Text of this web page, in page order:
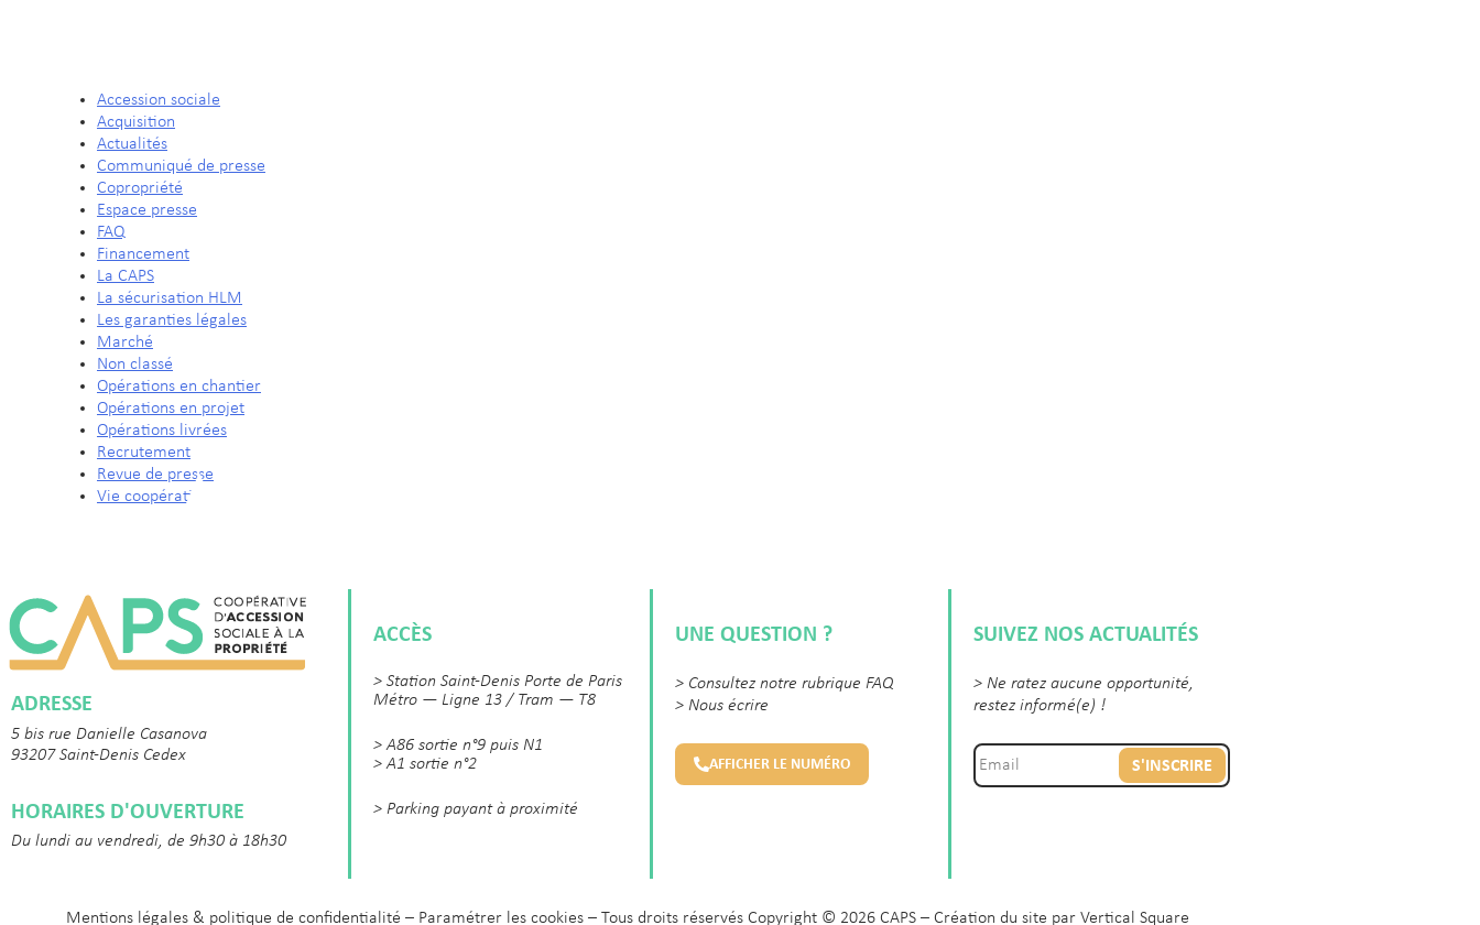
Accession sociale
Acquisition
Actualités
Communiqué de presse
Copropriété
Espace presse
FAQ
Financement
La CAPS
La sécurisation HLM
Les garanties légales
Marché
Non classé
Opérations en chantier
Opérations en projet
Opérations livrées
Recrutement
Revue de presse
Vie coopérative
ADRESSE
5 bis rue Danielle Casanova
93207 Saint-Denis Cedex
HORAIRES D'OUVERTURE
Du lundi au vendredi, de 9h30 à 18h30
ACCÈS
> Station Saint-Denis Porte de Paris
Métro — Ligne 13 / Tram — T8
> A86 sortie n°9 puis N1
> A1 sortie n°2
> Parking payant à proximité
UNE QUESTION ?
> Consultez notre rubrique FAQ
> Nous écrire
AFFICHER LE NUMÉRO
SUIVEZ NOS ACTUALITÉS
> Ne ratez aucune opportunité,
restez informé(e) !
S'INSCRIRE
Mentions légales & politique de confidentialité – Paramétrer les cookies – Tous droits réservés Copyright © 2026 CAPS – Création du site par Vertical Square